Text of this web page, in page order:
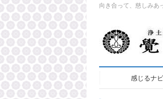
向き合って、慈しみ
感じるナビ